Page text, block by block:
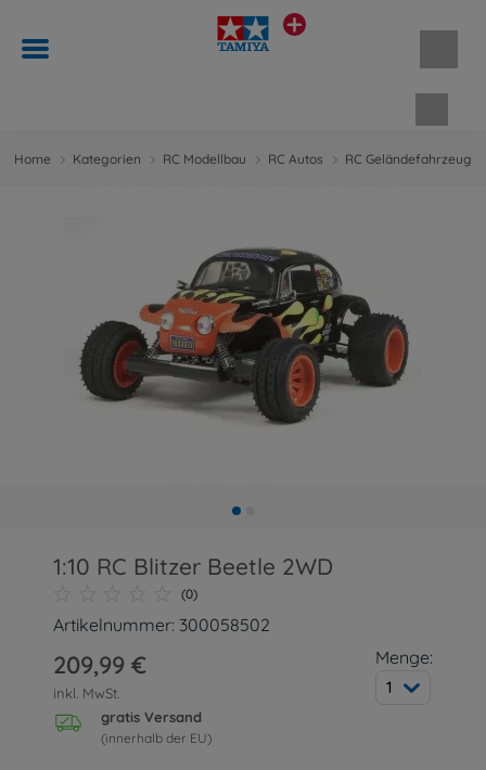
Home Kategorien RC Modellbau RC Autos RC
1:10 RC Blitzer Beetle 2WD
(0)
Artikelnummer: 300058502
209,99 €
inkl. MwSt.
gratis Versand
(innerhalb der EU)
Menge:
1